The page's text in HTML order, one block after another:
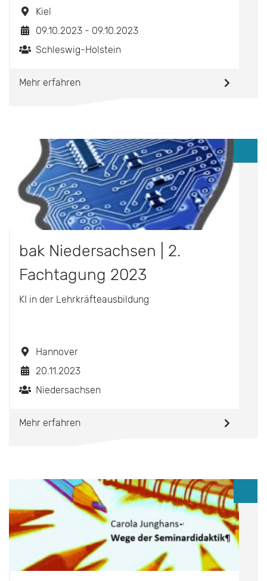
Kiel
09.10.2023 - 09.10.2023
Schleswig-Holstein
Mehr erfahren
bak Niedersachsen | 2.
Fachtagung 2023
KI in der Lehrkräfteausbildung
Hannover
20.11.2023
Niedersachsen
Mehr erfahren